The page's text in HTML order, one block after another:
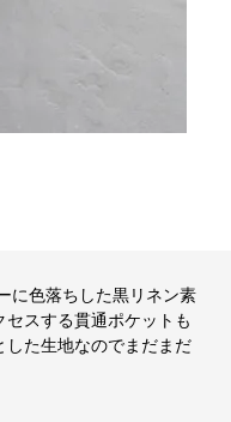
に色落ちした黒リネン素
スする貫通ポケットも
た生地なのでまだまだ